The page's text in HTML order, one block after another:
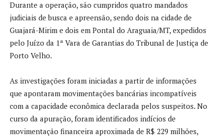
Durante a operação, são cumpridos quatro mandados
judiciais de busca e apreensão, sendo dois na cidade de
Guajará-Mirim e dois em Pontal do Araguaia/MT, expedidos
pelo Juízo da 1ª Vara de Garantias do Tribunal de Justiça de
Porto Velho.
As investigações foram iniciadas a partir de informações
que apontaram movimentações bancárias incompatíveis
com a capacidade econômica declarada pelos suspeitos. No
curso da apuração, foram identificados indícios de
movimentação financeira aproximada de R$ 229 milhões,